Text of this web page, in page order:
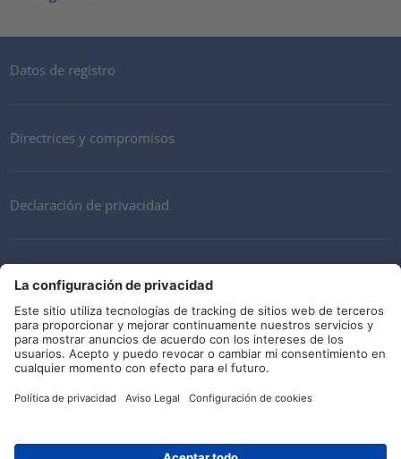
Datos de registro
Directrices y compromisos
Declaración de privacidad
Términos y Condiciones
Descargo de responsabilidad
Redes sociales